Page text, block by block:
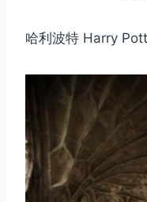
哈利波特 Harry